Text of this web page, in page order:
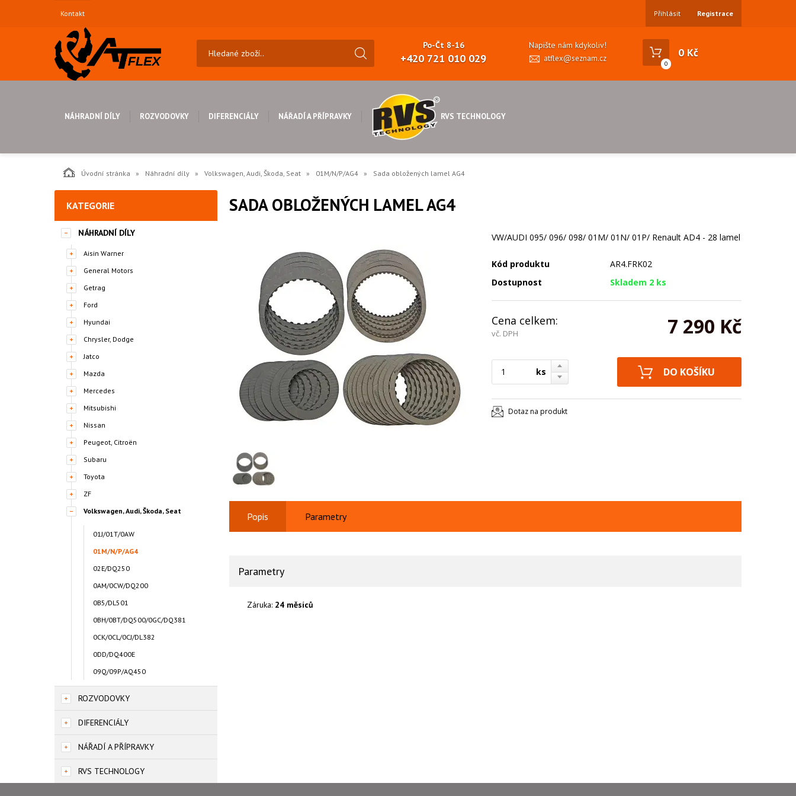
Kontakt Přihlásit Registrace
Po-Čt 8-16
+420 721 010 029
Napište nám kdykoliv!
atflex@seznam.cz
0
0 Kč
NÁHRADNÍ DÍLY ROZVODOVKY DIFERENCIÁLY NÁŘADÍ A PŘÍPRAVKY RVS TECHNOLOGY
Úvodní stránka Náhradní díly Volkswagen, Audi, Škoda, Seat 01M/N/P/AG4 Sada obložených lamel AG4
KATEGORIE
NÁHRADNÍ DÍLY
Aisin Warner
General Motors
Getrag
Ford
Hyundai
Chrysler, Dodge
Jatco
Mazda
Mercedes
Mitsubishi
Nissan
Peugeot, Citroën
Subaru
Toyota
ZF
Volkswagen, Audi, Škoda, Seat
01J/01T/0AW
01M/N/P/AG4
02E/DQ250
0AM/0CW/DQ200
0B5/DL501
0BH/0BT/DQ500/0GC/DQ381
0CK/0CL/0CJ/DL382
0DD/DQ400E
09Q/09P/AQ450
ROZVODOVKY
DIFERENCIÁLY
NÁŘADÍ A PŘÍPRAVKY
RVS TECHNOLOGY
SADA OBLOŽENÝCH LAMEL AG4
VW/AUDI 095/ 096/ 098/ 01M/ 01N/ 01P/ Renault AD4 - 28 lamel
Kód produktu
AR4.FRK02
Dostupnost
Skladem 2 ks
Cena celkem:
vč. DPH 7 290 Kč
ks
Dotaz na produkt
Popis Parametry
Parametry
Záruka: 24 měsíců